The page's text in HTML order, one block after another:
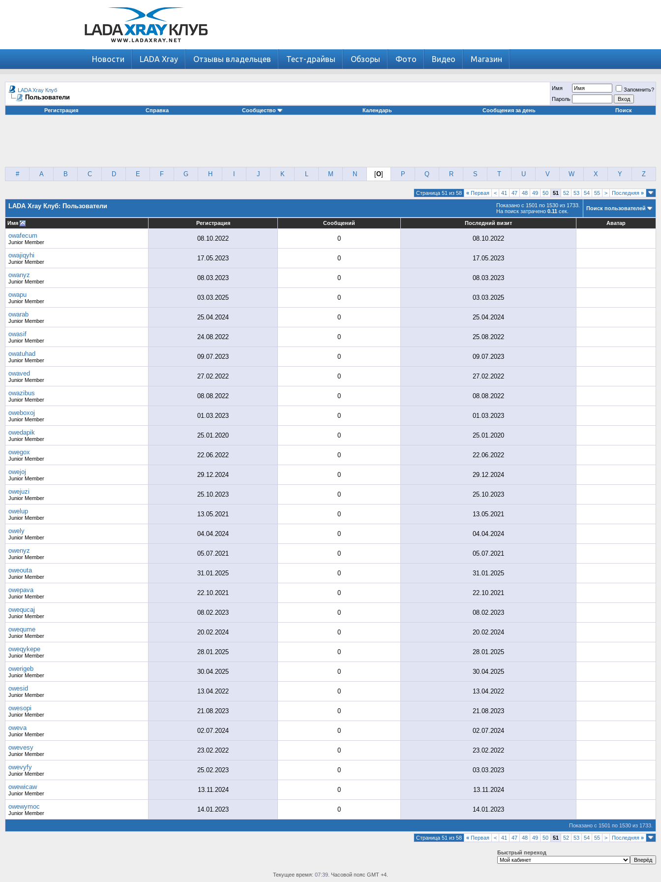
Новости LADA Xray Отзывы владельцев Тест-драйвы Обзоры Фото Видео Магазин
LADA Xray Клуб
Пользователи
Имя
Запомнить?
Пароль
Регистрация
Справка Сообщество Календарь Сообщения за день Поиск
# A B C D E F G H J K L M N [O] P Q R S T U V W X Y Z
Страница 51 из 58 « Первая < 41 47 48 49 50 51 52 53 54 55 > Последняя »
Показано с 1501 по 1530 из 1733.
На поиск затрачено 0.11 сек.
LADA Xray Клуб: Пользователи Поиск пользователей
Имя Регистрация Сообщений Последний визит Аватар
owafecum
Junior Member 08.10.2022 0 08.10.2022
owajiqyhi
Junior Member 17.05.2023 0 17.05.2023
owanyz
Junior Member 08.03.2023 0 08.03.2023
owapu
Junior Member 03.03.2025 0 03.03.2025
owarab
Junior Member 25.04.2024 0 25.04.2024
owasif
Junior Member 24.08.2022 0 25.08.2022
owatuhad
Junior Member 09.07.2023 0 09.07.2023
owaved
Junior Member 27.02.2022 0 27.02.2022
owazibus
Junior Member 08.08.2022 0 08.08.2022
oweboxoj
Junior Member 01.03.2023 0 01.03.2023
owedapik
Junior Member 25.01.2020 0 25.01.2020
owegox
Junior Member 22.06.2022 0 22.06.2022
owejoj
Junior Member 29.12.2024 0 29.12.2024
owejuzi
Junior Member 25.10.2023 0 25.10.2023
owelup
Junior Member 13.05.2021 0 13.05.2021
owely
Junior Member 04.04.2024 0 04.04.2024
owenyz
Junior Member 05.07.2021 0 05.07.2021
oweouta
Junior Member 31.01.2025 0 31.01.2025
owepava
Junior Member 22.10.2021 0 22.10.2021
owequcaj
Junior Member 08.02.2023 0 08.02.2023
owequme
Junior Member 20.02.2024 0 20.02.2024
oweqykepe
Junior Member 28.01.2025 0 28.01.2025
owerigeb
Junior Member 30.04.2025 0 30.04.2025
owesid
Junior Member 13.04.2022 0 13.04.2022
owesopi
Junior Member 21.08.2023 0 21.08.2023
oweva
Junior Member 02.07.2024 0 02.07.2024
owevesy
Junior Member 23.02.2022 0 23.02.2022
owevyfy
Junior Member 25.02.2023 0 03.03.2023
owewicaw
Junior Member 13.11.2024 0 13.11.2024
owewymoc
Junior Member 14.01.2023 0 14.01.2023
Показано с 1501 по 1530 из 1733.
Страница 51 из 58 « Первая < 41 47 48 49 50 51 52 53 54 55 > Последняя »
Быстрый переход
Текущее время: 07:39 . Часовой пояс GMT +4.